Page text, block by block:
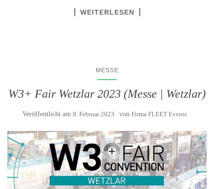
WEITERLESEN
MESSE
W3+ Fair Wetzlar 2023 (Messe | Wetzlar)
Veröffentlicht am 8. Februar 2023 von Firma FLEET Events